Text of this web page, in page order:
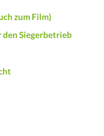
zum Film)
den Siegerbetrieb